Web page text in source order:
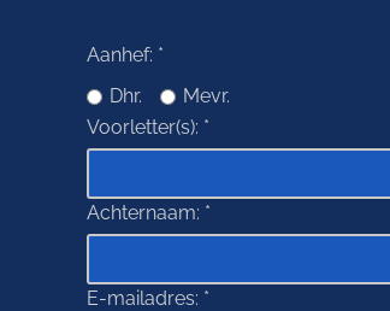
Aanhef: *
Dhr.
Mevr.
Voorletter(s): *
Achternaam: *
E-mailadres: *